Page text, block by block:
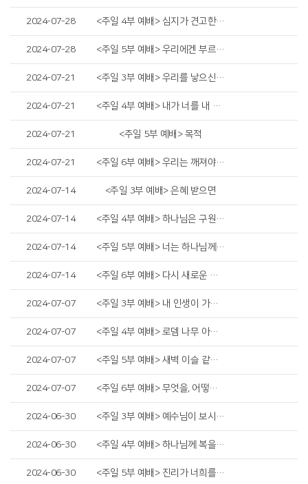
2024-07-28 <주일 4부 예배> 심지가 견고한 자를 지키시리니
2024-07-28 <주일 5부 예배> 우리에겐 부르심이 있습니다
2024-07-21 <주일 3부 예배> 우리를 낳으신 하나님의 사랑
2024-07-21 <주일 4부 예배> 내가 너를 내 손바닥에 새겼고
2024-07-21 <주일 5부 예배> 목적
2024-07-21 <주일 6부 예배> 우리는 깨져야 합니다
2024-07-14 <주일 3부 예배> 은혜 받으면
2024-07-14 <주일 4부 예배> 하나님은 구원이시라
2024-07-14 <주일 5부 예배> 너는 하나님께 소망을 두라
2024-07-14 <주일 6부 예배> 다시 새로운 승리
2024-07-07 <주일 3부 예배> 내 인생이 가장 빛날 때
2024-07-07 <주일 4부 예배> 로뎀 나무 아래서
2024-07-07 <주일 5부 예배> 새벽 이슬 같은 청년
2024-07-07 <주일 6부 예배> 무엇을, 어떻게 지킬까?
2024-06-30 <주일 3부 예배> 예수님이 보시는 것
2024-06-30 <주일 4부 예배> 하나님께 복을 받은 자
2024-06-30 <주일 5부 예배> 진리가 너희를 자유케 하리라